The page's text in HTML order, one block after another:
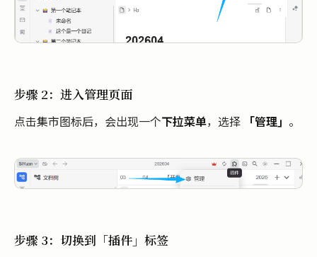
步骤 2：进入管理页面
点击集市图标后，会出现一个下拉菜单，选择 「管理」 。
步骤 3：切换到「插件」标签